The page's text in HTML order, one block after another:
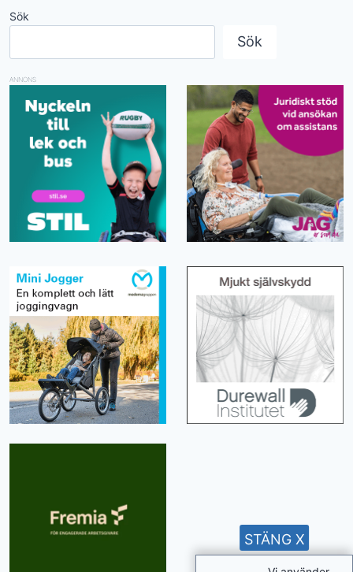
Sök
Sök
ANNONS
STÄNG X